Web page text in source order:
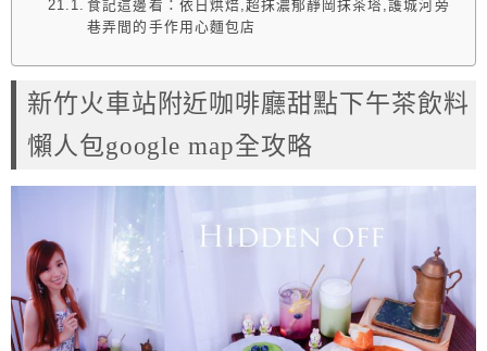
食記這邊看：依日烘焙,超抹濃郁靜岡抹茶塔,護城河旁
巷弄間的手作用心麵包店
新竹火車站附近咖啡廳甜點下午茶飲料
懶人包google map全攻略